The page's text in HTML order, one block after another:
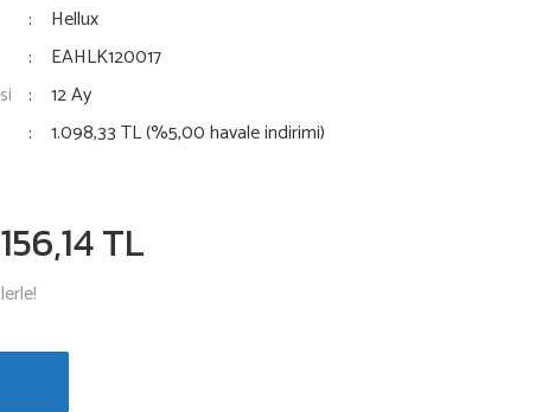
Hellux
EAHLK120017
12 Ay
1.098,33 TL (%5,00 havale indirimi)
TL